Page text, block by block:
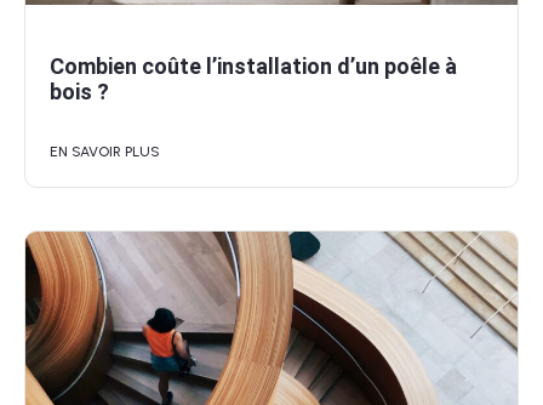
Combien coûte l’installation d’un poêle à
bois ?
EN SAVOIR PLUS